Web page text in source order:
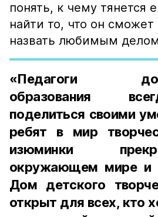
понять, к чему тянется
найти то, что он сможет
назвать любимым
«Педагоги
образования
поделиться своими
ребят в мир
изюминки
окружающем мире и
Дом детского
открыт для всех, кто